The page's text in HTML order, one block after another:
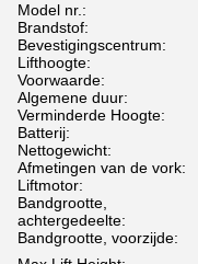
Model nr.:
Brandstof:
Bevestigingscentrum:
Lifthoogte:
Voorwaarde:
Algemene duur:
Verminderde Hoogte:
Batterij:
Nettogewicht:
Afmetingen van de vork:
Liftmotor:
Bandgrootte,
achtergedeelte:
Bandgrootte, voorzijde: